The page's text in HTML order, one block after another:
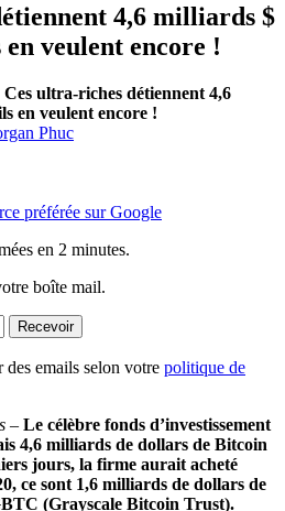
4,6 milliards $
veulent encore !
Ces ultra-riches détiennent 4,6
en veulent encore !
Phuc
préférée sur Google
en 2 minutes.
boîte mail.
Recevoir
emails selon votre politique de
– Le célèbre fonds d’investissement
4,6 milliards de dollars de Bitcoin
jours, la firme aurait acheté
ce sont 1,6 milliards de dollars de
(Grayscale Bitcoin Trust).